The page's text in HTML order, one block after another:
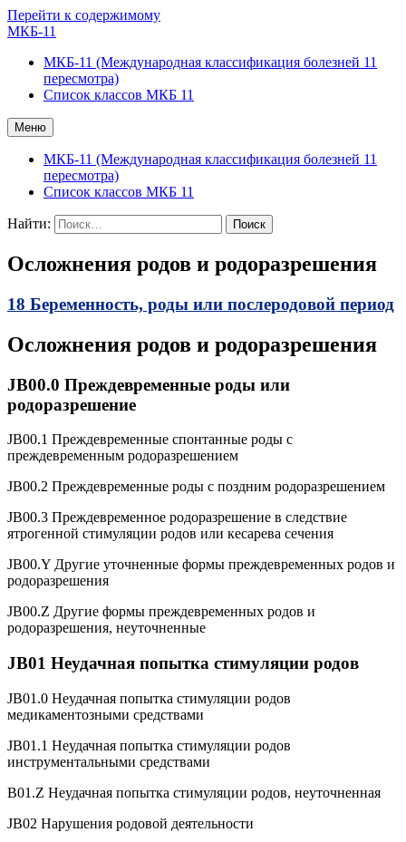
Перейти к содержимому
МКБ-11
МКБ-11 (Международная классификация болезней 11
пересмотра)
Список классов МКБ 11
Меню
МКБ-11 (Международная классификация болезней 11
пересмотра)
Список классов МКБ 11
Найти:
Осложнения родов и родоразрешения
18 Беременность, роды или послеродовой период
Осложнения родов и родоразрешения
JB00.0 Преждевременные роды или
родоразрешение
JB00.1 Преждевременные спонтанные роды с
преждевременным родоразрешением
JB00.2 Преждевременные роды с поздним родоразрешением
JB00.3 Преждевременное родоразрешение в следствие
ятрогенной стимуляции родов или кесарева сечения
JB00.Y Другие уточненные формы преждевременных родов и
родоразрешения
JB00.Z Другие формы преждевременных родов и
родоразрешения, неуточненные
JB01 Неудачная попытка стимуляции родов
JB01.0 Неудачная попытка стимуляции родов
медикаментозными средствами
JB01.1 Неудачная попытка стимуляции родов
инструментальными средствами
В01.Z Неудачная попытка стимуляции родов, неуточненная
JB02 Нарушения родовой деятельности